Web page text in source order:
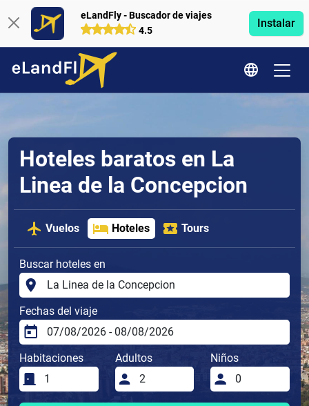
eLandFly - Buscador de viajes
4.5
Instalar
Hoteles baratos en La
Linea de la Concepcion
Vuelos Hoteles Tours
Buscar hoteles en
Fechas del viaje
Habitaciones Adultos Niños